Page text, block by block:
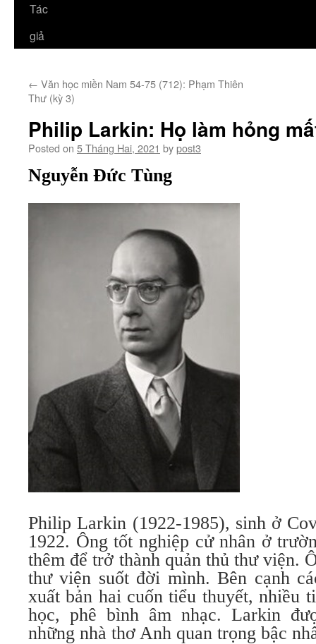
Tác
giả
← Văn học miền Nam 54-75 (712): Phạm Thiên
Thư (kỳ 3)
Philip Larkin: Họ làm hỏng
Posted on 5 Tháng Hai, 2021 bypost3
Nguyễn Đức Tùng
Philip Larkin (1922-1985), sinh ở
1922. Ông tốt nghiệp cử nhân ở
thêm để trở thành quản thủ thư viện.
thư viện suốt đời mình. Bên cạnh
xuất bản hai cuốn tiểu thuyết, nhiều
học, phê bình âm nhạc. Larkin
những nhà thơ Anh quan trọng bậc